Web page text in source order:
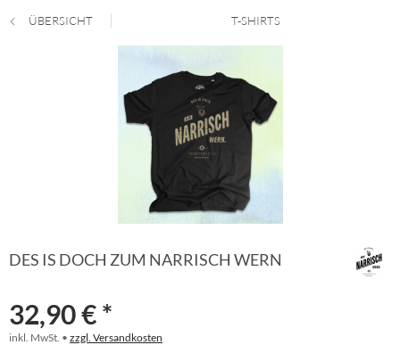
ÜBERSICHT T-SHIRTS
DES IS DOCH ZUM NARRISCH WERN
32,90 € *
inkl. MwSt. • zzgl. Versandkosten